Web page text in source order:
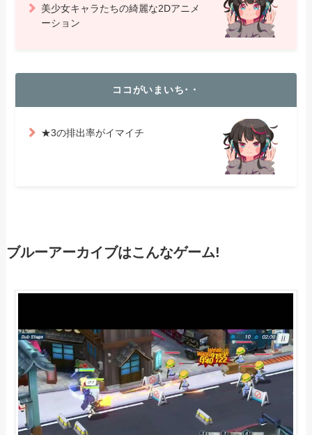
美少女キャラたちの綺麗な2Dアニメ
ーション
ココがいまいち･・
★3の排出率がイマイチ
ブルーアーカイブはこんなゲーム!